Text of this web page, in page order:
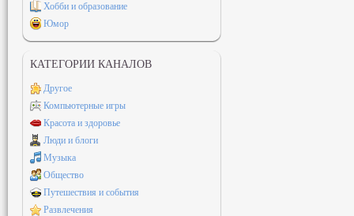
Хобби и образование
Юмор
КАТЕГОРИИ КАНАЛОВ
Другое
Компьютерные игры
Красота и здоровье
Люди и блоги
Музыка
Общество
Путешествия и события
Развлечения